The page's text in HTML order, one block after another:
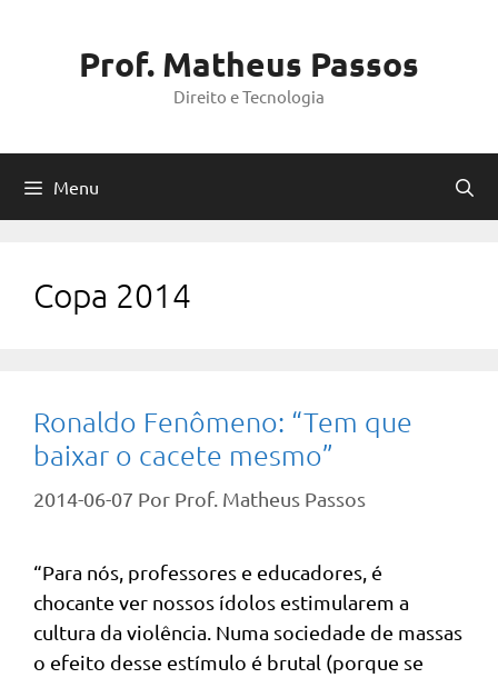
Prof. Matheus Passos
Direito e Tecnologia
Menu
Copa 2014
Ronaldo Fenômeno: “Tem que
baixar o cacete mesmo”
2014-06-07 Por Prof. Matheus Passos
“Para nós, professores e educadores, é
chocante ver nossos ídolos estimularem a
cultura da violência. Numa sociedade de massas
o efeito desse estímulo é brutal (porque se